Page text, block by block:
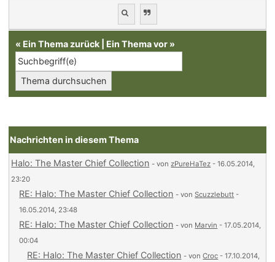
« Ein Thema zurück Ein Thema vor »
Nachrichten in diesem Thema
Halo: The Master Chief Collection - vonzPureHaTez - 16.05.2014,
23:20
RE: Halo: The Master Chief Collection - vonScuzzlebutt -
16.05.2014, 23:48
RE: Halo: The Master Chief Collection - von Marvin - 17.05.2014,
00:04
RE: Halo: The Master Chief Collection - vonCroc - 17.10.2014,